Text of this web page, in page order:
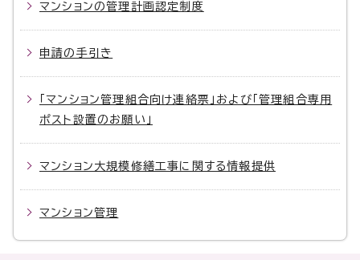
マンションの管理計画認定制度
申請の手引き
「マンション管理組合向け連絡票」および「管理組合専用
ポスト設置のお願い」
マンション大規模修繕工事に関する情報提供
マンション管理